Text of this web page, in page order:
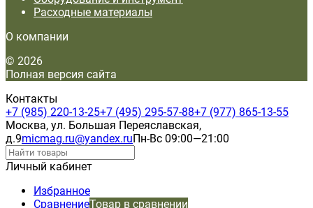
Расходные материалы
О компании
© 2026
Полная версия сайта
Контакты
+7 (985) 220-13-25+7 (495) 295-57-88+7 (977) 865-13-55
Москва, ул. Большая Переяславская,
д.9micmag.ru@yandex.ruПн-Вс 09:00—21:00
Личный кабинет
Избранное
СравнениеТовар в сравнении